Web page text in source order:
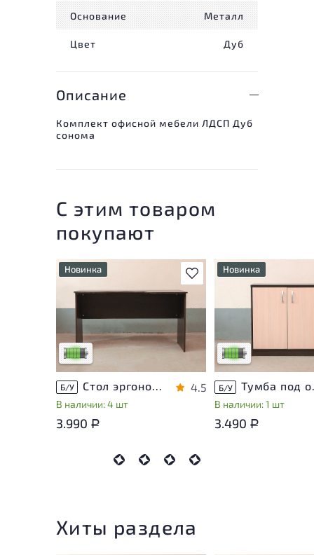
Основание Металл
Цвет Дуб
Описание
Комплект офисной мебели ЛДСП Дуб
сонома
С этим товаром
покупают
В избранное
Новинка
У товара присутствуют
незначительные следы
эксплуатации, не влияющие
на удобство его
использования
Низкая степень износа
Б/У
В наличии: 4 шт
4.5
3.990 Р
Новинка
У товара
незначительные
эксплуатации, не
на удобство его
Низкая степень
Б/У
В наличии: 1 шт
3.490 Р
Хиты раздела